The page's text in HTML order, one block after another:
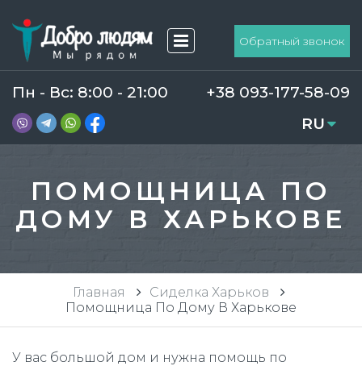
Обратный звонок
Пн - Вс: 8:00 - 21:00
+38 093-177-58-09
RU
UA
ПОМОЩНИЦА ПО
ДОМУ В ХАРЬКОВЕ
Главная
Сиделка Харьков
Помощница По Дому В Харькове
У вас большой дом и нужна помощь по